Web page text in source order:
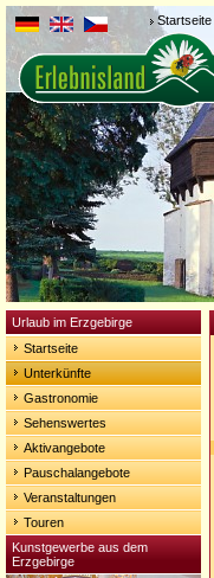
Startseite
Urlaub im Erzgebirge
Startseite
Unterkünfte
Gastronomie
Sehenswertes
Aktivangebote
Pauschalangebote
Veranstaltungen
Touren
Kunstgewerbe aus dem
Erzgebirge